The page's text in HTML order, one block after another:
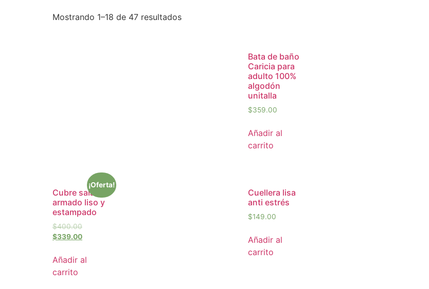
Mostrando 1–18 de 47 resultados
Bata de baño
Caricia para
adulto 100%
algodón
unitalla
$359.00
Añadir al
carrito
¡Oferta!
Cubre sala
armado liso y
estampado
$400.00
$339.00
Añadir al
carrito
Cuellera lisa
anti estrés
$149.00
Añadir al
carrito